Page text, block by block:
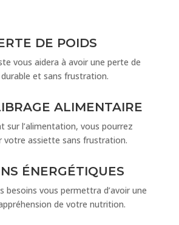
DE POIDS
vous aidera à avoir une perte de
et sans frustration.
ALIMENTAIRE
sur l’alimentation, vous pourrez
votre assiette sans frustration.
ÉNERGÉTIQUES
besoins vous permettra d’avoir une
de votre nutrition.